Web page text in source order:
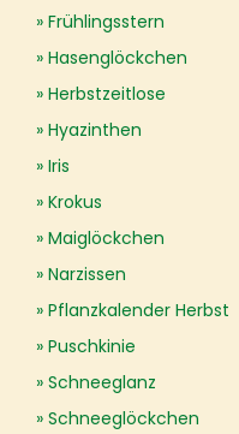
Frühlingsstern
Hasenglöckchen
Herbstzeitlose
Hyazinthen
Iris
Krokus
Maiglöckchen
Narzissen
Pflanzkalender Herbst
Puschkinie
Schneeglanz
Schneeglöckchen